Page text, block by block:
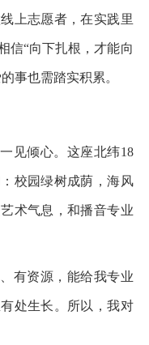
上志愿者，在实践里
信“向下扎根，才能向
事也需踏实积累。
见倾心。这座北纬18
校园绿树成荫，海风
术气息，和播音专业
有资源，能给我专业
处生长。所以，我对